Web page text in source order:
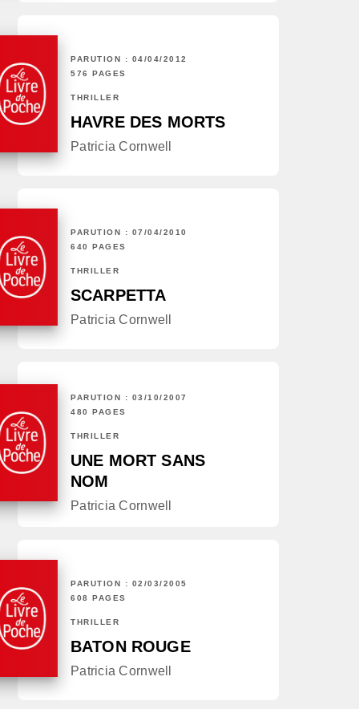
PARUTION : 04/04/2012
576 PAGES
THRILLER
HAVRE DES MORTS
Patricia Cornwell
PARUTION : 07/04/2010
640 PAGES
THRILLER
SCARPETTA
Patricia Cornwell
PARUTION : 03/10/2007
480 PAGES
THRILLER
UNE MORT SANS
NOM
Patricia Cornwell
PARUTION : 02/03/2005
608 PAGES
THRILLER
BATON ROUGE
Patricia Cornwell